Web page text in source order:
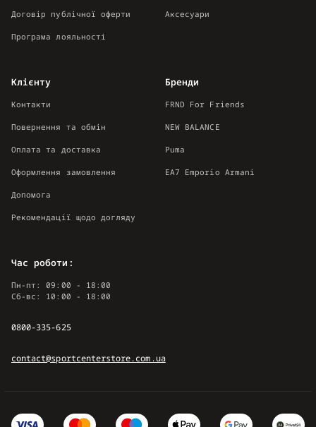
Аксесуари
Договір публічної оферти
Програма лояльності
Клієнту
Контакти
Повернення та обмін
Оплата та доставка
Оформлення замовлення
Допомога
Рекомендації щодо догляду
Бренди
FRND For Friends
NEW BALANCE
Puma
EA7 Emporio Armani
Час роботи:
Пн-пт: 09:00 - 18:00
Сб-вс: 10:00 - 18:00
0800-335-625
contact@sportcenterstore.com.ua